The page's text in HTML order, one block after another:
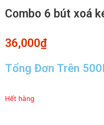
Combo 6 bút xoá
36,000₫
Tổng Đơn Trên
Hết hàng